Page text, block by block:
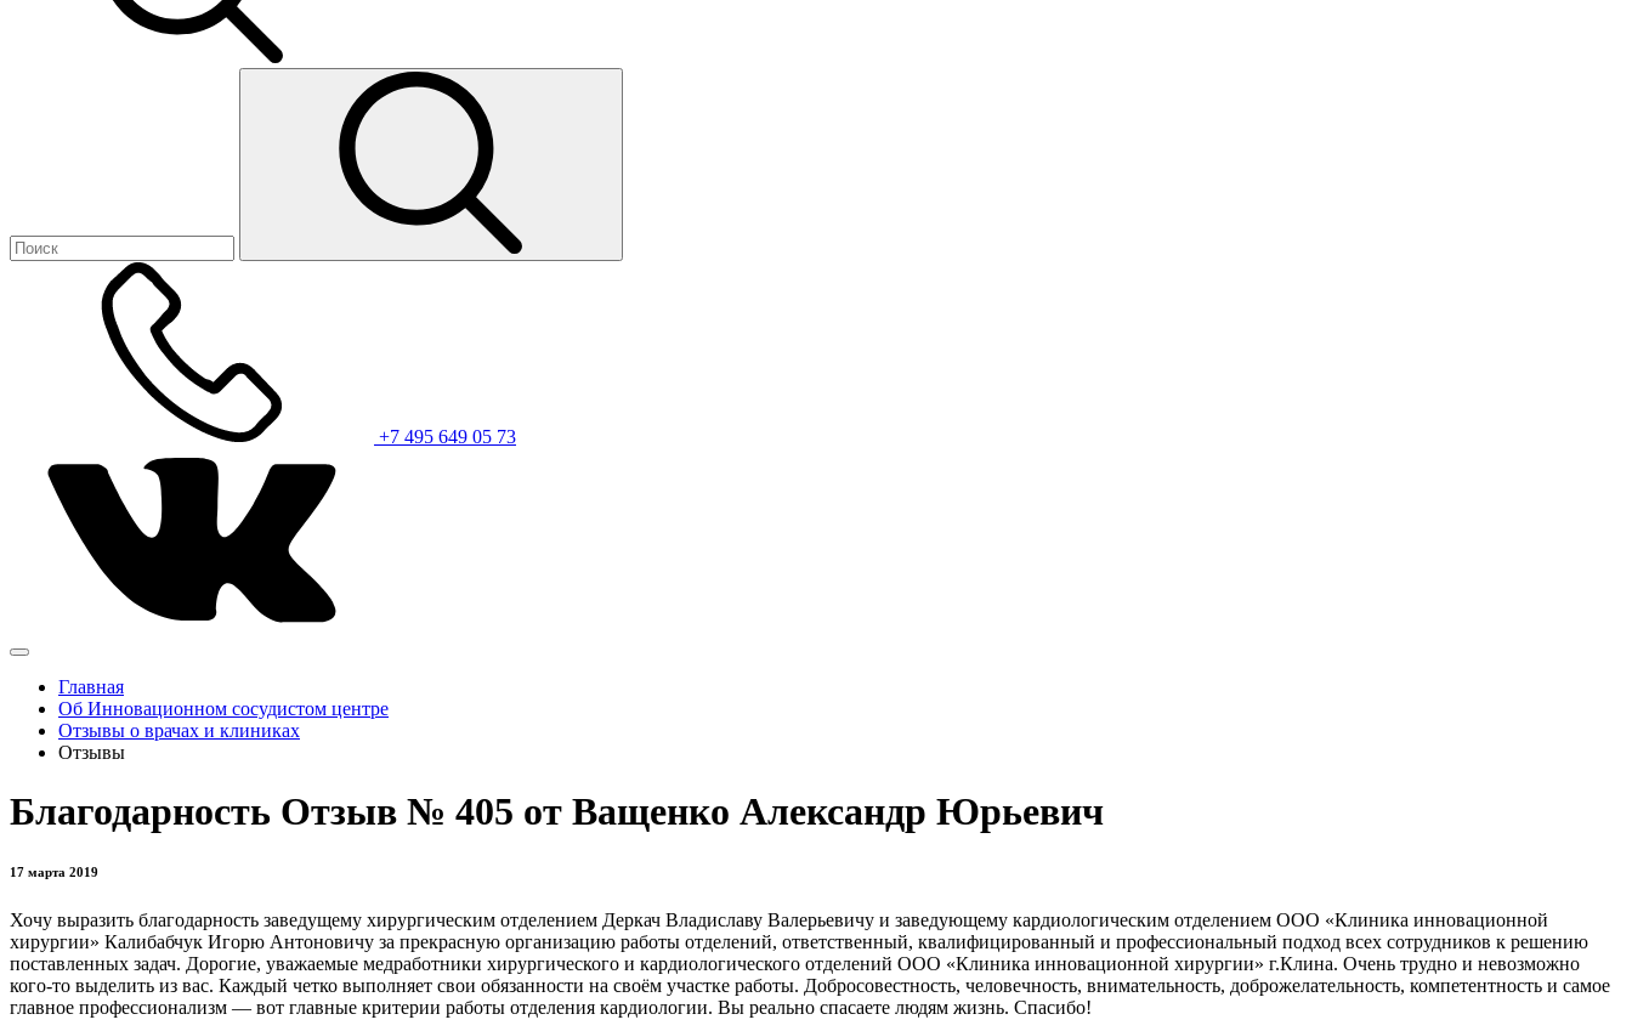
+7 495 649 05 73
Главная
Об Инновационном сосудистом центре
Отзывы о врачах и клиниках
Отзывы
Благодарность Отзыв № 405 от Ващенко Александр Юрьевич
17 марта 2019
Хочу выразить благодарность заведущему хирургическим отделением Деркач Владиславу Валерьевичу и заведующему кардиологическим отделением ООО «Клиника инновационной
хирургии» Калибабчук Игорю Антоновичу за прекрасную организацию работы отделений, ответственный, квалифицированный и профессиональный подход всех сотрудников к решению
поставленных задач. Дорогие, уважаемые медработники хирургического и кардиологического отделений ООО «Клиника инновационной хирургии» г.Клина. Очень трудно и невозможно
кого-то выделить из вас. Каждый четко выполняет свои обязанности на своём участке работы. Добросовестность, человечность, внимательность, доброжелательность, компетентность и самое
главное профессионализм — вот главные критерии работы отделения кардиологии. Вы реально спасаете людям жизнь. Спасибо!